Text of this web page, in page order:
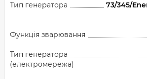
Тип генератора
73/345/
Функція зварювання
Тип генератора
(електромережа)